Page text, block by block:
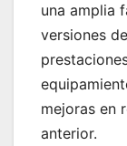
una amplia
versiones
mejoras en
anterior.